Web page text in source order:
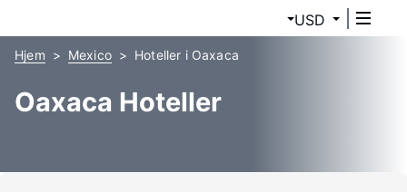
USD
Hjem Mexico Hoteller i Oaxaca
Oaxaca Hoteller